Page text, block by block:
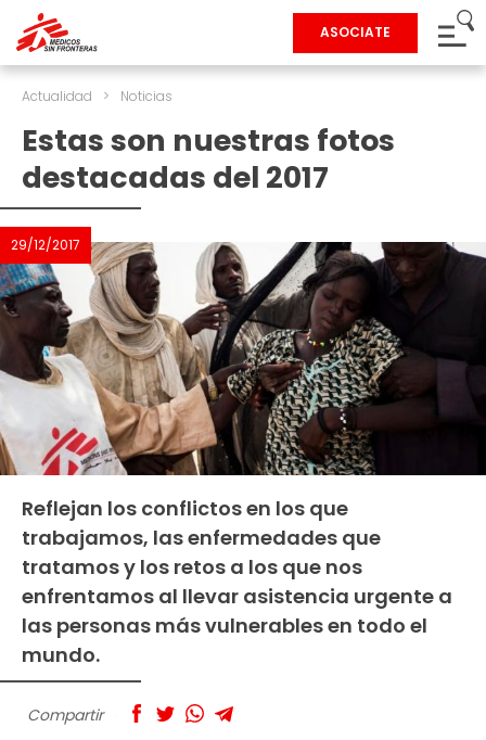
ASOCIATE
Actualidad > Noticias
Estas son nuestras fotos
destacadas del 2017
29/12/2017
Reflejan los conflictos en los que
trabajamos, las enfermedades que
tratamos y los retos a los que nos
enfrentamos al llevar asistencia urgente a
las personas más vulnerables en todo el
mundo.
Compartir